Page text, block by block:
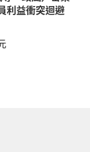
利益衝突迴避